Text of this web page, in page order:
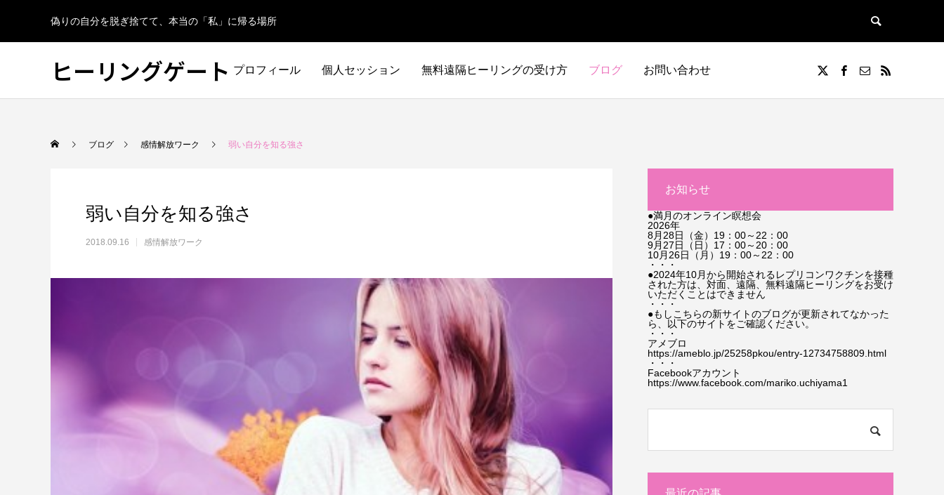
偽りの自分を脱ぎ捨てて、本当の「私」に帰る場所
ヒーリングゲート プロフィール 個人セッション 無料遠隔ヒーリングの受け方 ブログ お問い合わせ
ブログ 感情解放ワーク 弱い自分を知る強さ
弱い自分を知る強さ
2018.09.16 感情解放ワーク
お知らせ
●満月のオンライン瞑想会
2026年
8月28日（金）19：00～22：00
9月27日（日）17：00～20：00
10月26日（月）19：00～22：00
・・・
●2024年10月から開始されるレプリコンワクチンを接種
された方は、対面、遠隔、無料遠隔ヒーリングをお受け
いただくことはできません
・・・
●もしこちらの新サイトのブログが更新されてなかった
ら、以下のサイトをご確認ください。
・・・
アメブロ
https://ameblo.jp/25258pkou/entry-12734758809.html
・・・
Facebookアカウント
https://www.facebook.com/mariko.uchiyama1